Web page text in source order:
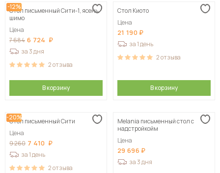
-12%
Стол письменный Сити-1, ясень
шимо
Цена
7 684 6 724
за 3 дня
2отзыва
В корзину
Стол Киото
Цена
21 190
за 1 день
2отзыва
В корзину
-20%
Стол письменный Сити
Цена
9 260 7 410
за 1 день
2отзыва
Melania письменный стол с
надстройкойм
Цена
29 696
за 3 дня